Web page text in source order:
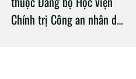
Chính trị Công an nhân dân